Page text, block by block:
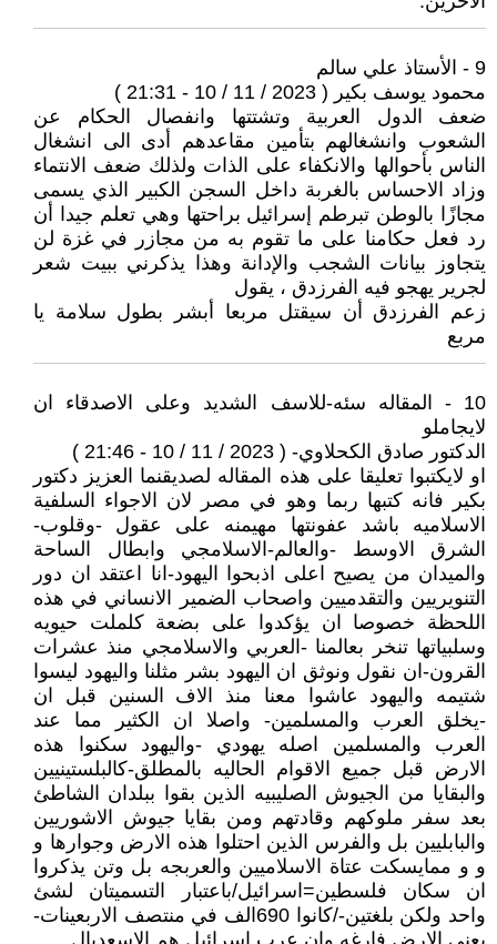
9 - الأستاذ علي سالم
محمود يوسف بكير ( 2023 / 11 / 10 - 21:31 )
ضعف الدول العربية وتشتتها وانفصال الحكام عن
الشعوب وانشغالهم بتأمين مقاعدهم أدى الى انشغال
الناس بأحوالها والانكفاء على الذات ولذلك ضعف الانتماء
وزاد الاحساس بالغربة داخل السجن الكبير الذي يسمى
مجازًا بالوطن تبرطم إسرائيل براحتها وهي تعلم جيدا أن
رد فعل حكامنا على ما تقوم به من مجازر في غزة لن
يتجاوز بيانات الشجب والإدانة وهذا يذكرني ببيت شعر
لجرير يهجو فيه الفرزدق ، يقول
زعم الفرزدق أن سيقتل مربعا أبشر بطول سلامة يا
مربع
10 - المقاله سئه-للاسف الشديد وعلى الاصدقاء ان
لايجاملو
الدكتور صادق الكحلاوي- ( 2023 / 11 / 10 - 21:46 )
او لايكتبوا تعليقا على هذه المقاله لصديقنما العزيز دكتور
بكير فانه كتبها ربما وهو في مصر لان الاجواء السلفية
الاسلاميه باشد عفونتها مهيمنه على عقول -وقلوب-
الشرق الاوسط -والعالم-الاسلامجي وابطال الساحة
والميدان من يصيح اعلى اذبحوا اليهود-انا اعتقد ان دور
التنويريين والتقدميين واصحاب الضمير الانساني في هذه
اللحظة خصوصا ان يؤكدوا على بضعة كلملت حيويه
وسلبياتها تنخر بعالمنا -العربي والاسلامجي منذ عشرات
القرون-ان نقول ونوثق ان اليهود بشر مثلنا واليهود ليسوا
شتيمه واليهود عاشوا معنا منذ الاف السنين قبل ان
-يخلق العرب والمسلمين- واصلا ان الكثير مما عند
العرب والمسلمين اصله يهودي -واليهود سكنوا هذه
الارض قبل جميع الاقوام الحاليه بالمطلق-كالبلستينيين
والبقايا من الجيوش الصليبيه الذين بقوا ببلدان الشاطئ
بعد سفر ملوكهم وقادتهم ومن بقايا جيوش الاشوريين
والبابليين بل والفرس الذين احتلوا هذه الارض وجوارها و
و و ممايسكت عتاة الاسلاميين والعربجه بل وتن يذكروا
ان سكان فلسطين=اسرائيل/باعتبار التسميتان لشئ
واحد ولكن بلغتين-/كانوا 690الف في منتصف الاربعينات-